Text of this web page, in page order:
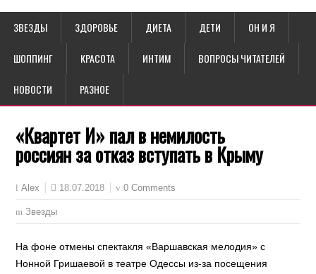
ЗВЕЗДЫ ЗДОРОВЬЕ ДИЕТА ДЕТИ ОН И Я
ШОППИНГ КРАСОТА ИНТИМ ВОПРОСЫ ЧИТАТЕЛЕЙ
НОВОСТИ РАЗНОЕ
«Квартет И» пал в немилость
россиян за отказ вступать в Крыму
Alex 18.07.2018 0 Comments
Звезды
На фоне отмены спектакля «Варшавская мелодия» с
Нонной Гришаевой в театре Одессы из-за посещения